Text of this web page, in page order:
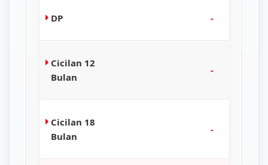
DP -
Cicilan 12
Bulan
-
Cicilan 18
Bulan
-